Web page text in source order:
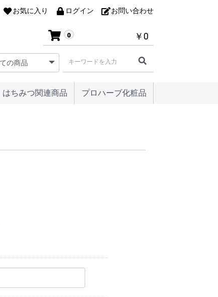
お気に入り ログイン お問い合わせ
0 ￥0
はちみつ関連商品 プロハーブ化粧品